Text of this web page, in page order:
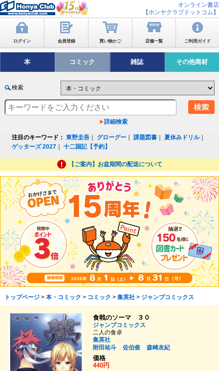
オンライン書店
【ホンヤクラブドットコム】
ログイン 会員登録 買い物かご 店舗一覧 ご利用ガイド
本 コミック 雑誌 その他商材
検索
詳細検索
注目のキーワード： 東野圭吾 グローグー ｜課題図書 ｜夏休みドリル｜
ゲッターズ 2027 ｜十二国記【予約】
【ご案内】お盆期間の配送について
トップページ> 本・コミック > コミック > 集英社> ジャンプコミックス
食戟のソーマ ３０
ジャンプコミックス
二人の食卓
集英社
附田祐斗
佐伯俊
森崎友紀
価格
440円